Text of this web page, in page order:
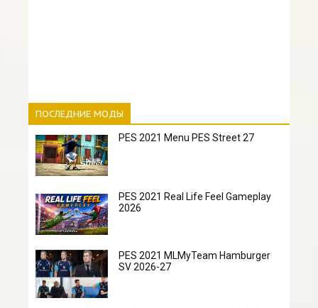
ПОСЛЕДНИЕ МОДЫ
PES 2021 Menu PES Street 27
PES 2021 Real Life Feel Gameplay
2026
PES 2021 MLMyTeam Hamburger
SV 2026-27